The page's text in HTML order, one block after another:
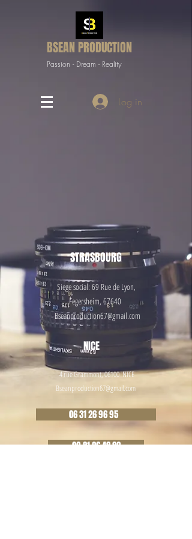
BSEAN PRODUCTION
Passion - Dream - Reality
Log in
STRASBOURG
Siege social: 69 Rue deLyon,
Fegersheim, 67640
Bseanproduction67@gmail.com
NICE
4 rue Grammont, 06100 NICE
Bseanproduction67@gmail.com
06 31 26 96 95
09 81 26 48 82